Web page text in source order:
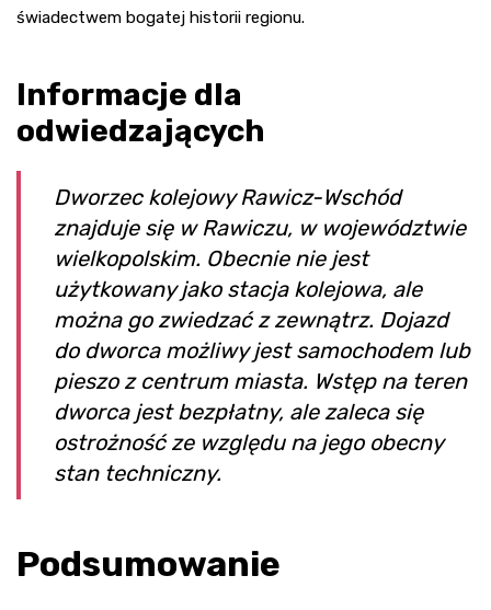
świadectwem bogatej historii regionu.
Informacje dla
odwiedzających
Dworzec kolejowy Rawicz-Wschód
znajduje się w Rawiczu, w województwie
wielkopolskim. Obecnie nie jest
użytkowany jako stacja kolejowa, ale
można go zwiedzać z zewnątrz. Dojazd
do dworca możliwy jest samochodem lub
pieszo z centrum miasta. Wstęp na teren
dworca jest bezpłatny, ale zaleca się
ostrożność ze względu na jego obecny
stan techniczny.
Podsumowanie